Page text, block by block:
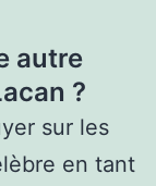
autre
?
sur les
en tant